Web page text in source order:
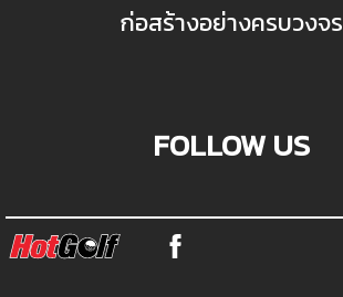
ก่อสร้างอย่างครบวงจร
FOLLOW US